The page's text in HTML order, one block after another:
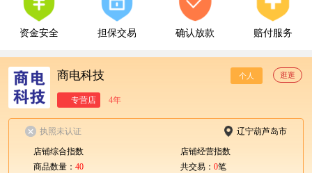
资金安全 担保交易 确认放款 赔付服务
商电科技 个人 逛逛
专营店 4年
执照未认证 辽宁葫芦岛市
店铺综合指数
商品数量： 40
店铺经营指数
共交易： 0笔